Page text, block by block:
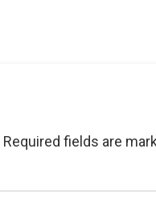
Required fields are